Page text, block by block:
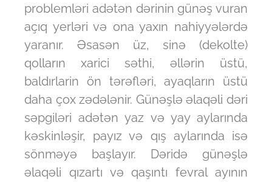
problemləri adətən dərinin günəş vuran
açıq yerləri və ona yaxın nahiyyələrdə
yaranır. Əsasən üz, sinə (dekolte)
qolların xarici səthi, əllərin üstü,
baldırlarin ön tərəfləri, ayaqların üstü
daha çox zədələnir. Günəşlə əlaqəli dəri
səpgiləri adətən yaz və yay aylarında
kəskinləşir, payız və qış aylarında isə
sönməyə başlayır. Dəridə günəşlə
əlaqəli qızartı və qaşıntı fevral ayının